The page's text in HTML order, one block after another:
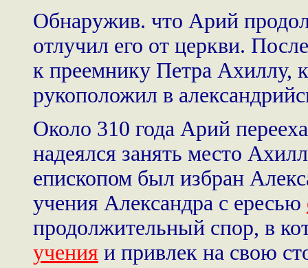
Обнаружив. что Арий
отлучил его от церкви.
к преемнику Петра Ахиллу,
рукоположил в
Около 310 года Арий
надеялся занять место
епископом был избран
учения Александра с ересью
продолжительный спор, в
учения и привлек на свою